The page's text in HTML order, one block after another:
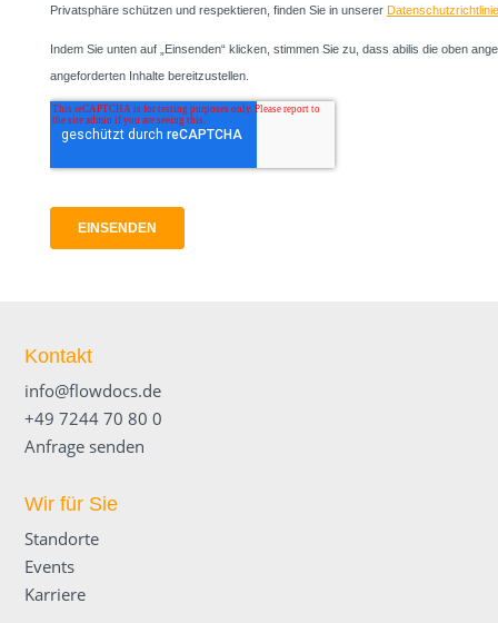
Kontakt
info@flowdocs.de
+49 7244 70 80 0
Anfrage senden
Wir für Sie
Standorte
Events
Karriere